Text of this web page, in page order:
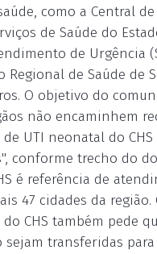
como a Central de
de Saúde do
de Urgência
Regional de Saúde de
O objetivo do
não encaminhem
UTI neonatal do
conforme trecho do
é referência de
47 cidades da região.
CHS também pede
sejam transferidas